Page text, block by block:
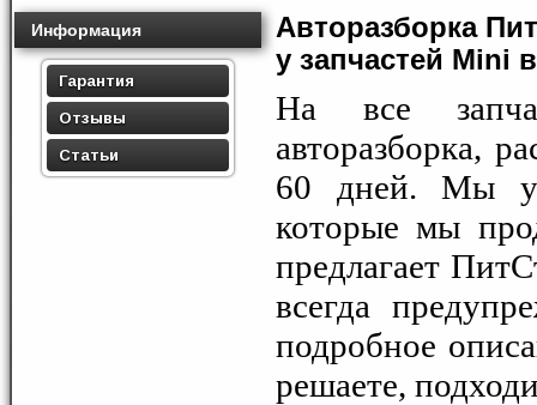
Информация
Гарантия
Отзывы
Статьи
Авторазборка
у запчастей Mini
На все
авторазборка,
60 дней. Мы
которые мы
предлагает
всегда
подробное
решаете,